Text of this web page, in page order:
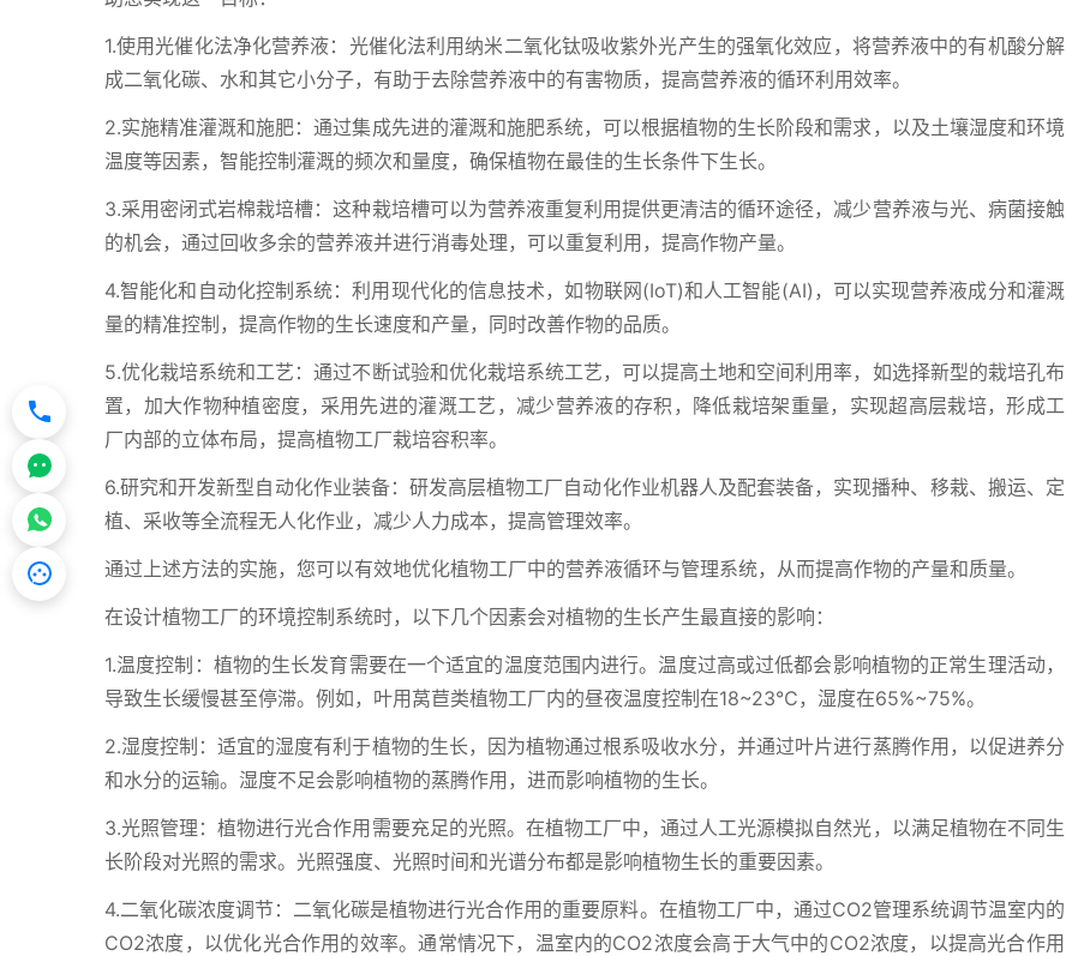
1.使用光催化法净化营养液：光催化法利用纳米二氧化钛吸收紫外光产生的强氧化效应，将营养液中的有机酸分解
成二氧化碳、水和其它小分子，有助于去除营养液中的有害物质，提高营养液的循环利用效率。
2.实施精准灌溉和施肥：通过集成先进的灌溉和施肥系统，可以根据植物的生长阶段和需求，以及土壤湿度和环境
温度等因素，智能控制灌溉的频次和量度，确保植物在最佳的生长条件下生长。
3.采用密闭式岩棉栽培槽：这种栽培槽可以为营养液重复利用提供更清洁的循环途径，减少营养液与光、病菌接触
的机会，通过回收多余的营养液并进行消毒处理，可以重复利用，提高作物产量。
4.智能化和自动化控制系统：利用现代化的信息技术，如物联网(IoT)和人工智能(AI)，可以实现营养液成分和灌溉
量的精准控制，提高作物的生长速度和产量，同时改善作物的品质。
5.优化栽培系统和工艺：通过不断试验和优化栽培系统工艺，可以提高土地和空间利用率，如选择新型的栽培孔布
置，加大作物种植密度，采用先进的灌溉工艺，减少营养液的存积，降低栽培架重量，实现超高层栽培，形成工
厂内部的立体布局，提高植物工厂栽培容积率。
6.研究和开发新型自动化作业装备：研发高层植物工厂自动化作业机器人及配套装备，实现播种、移栽、搬运、定
植、采收等全流程无人化作业，减少人力成本，提高管理效率。
通过上述方法的实施，您可以有效地优化植物工厂中的营养液循环与管理系统，从而提高作物的产量和质量。
在设计植物工厂的环境控制系统时，以下几个因素会对植物的生长产生最直接的影响：
1.温度控制：植物的生长发育需要在一个适宜的温度范围内进行。温度过高或过低都会影响植物的正常生理活动，
导致生长缓慢甚至停滞。例如，叶用莴苣类植物工厂内的昼夜温度控制在18~23℃，湿度在65%~75%。
2.湿度控制：适宜的湿度有利于植物的生长，因为植物通过根系吸收水分，并通过叶片进行蒸腾作用，以促进养分
和水分的运输。湿度不足会影响植物的蒸腾作用，进而影响植物的生长。
3.光照管理：植物进行光合作用需要充足的光照。在植物工厂中，通过人工光源模拟自然光，以满足植物在不同生
长阶段对光照的需求。光照强度、光照时间和光谱分布都是影响植物生长的重要因素。
4.二氧化碳浓度调节：二氧化碳是植物进行光合作用的重要原料。在植物工厂中，通过CO2管理系统调节温室内的
CO2浓度，以优化光合作用的效率。通常情况下，温室内的CO2浓度会高于大气中的CO2浓度，以提高光合作用